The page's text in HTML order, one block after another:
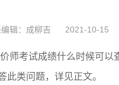
辑：成柳吉 2021-10-15
师考试成绩什么时候可
此类问题，详见正文。